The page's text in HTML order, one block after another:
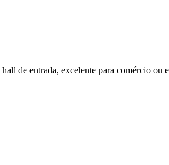
de entrada, excelente para comércio